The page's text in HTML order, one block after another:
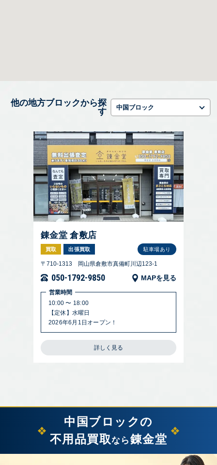
他の地方ブロックから探
す
中国ブロック
錬金堂 倉敷店
買取 出張買取 駐車場あり
〒710-1313 岡山県倉敷市真備町川辺123-1
050-1792-9850 MAPを見る
営業時間
10:00 〜 18:00
【定休】水曜日
2026年6月1日オープン！
詳しく見る
中国ブロックの
不用品買取なら 錬金堂